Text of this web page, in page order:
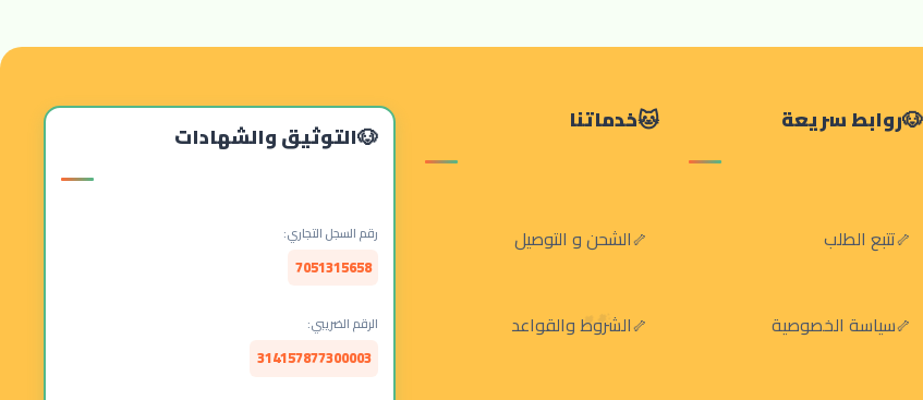
روابط سريعة
تتبع الطلب
سياسة الخصوصية
خدماتنا
الشحن و التوصيل
الشروط والقواعد
التوثيق والشهادات
رقم السجل التجاري:
7051315658
الرقم الضريبي:
314157877300003